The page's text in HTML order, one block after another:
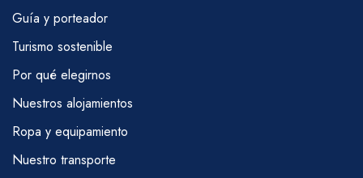
Guía y porteador
Turismo sostenible
Por qué elegirnos
Nuestros alojamientos
Ropa y equipamiento
Nuestro transporte